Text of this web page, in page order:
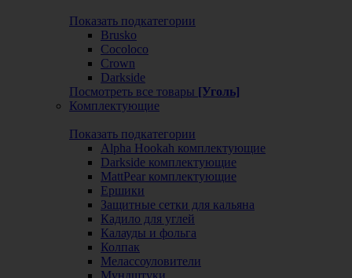
Показать подкатегории
Brusko
Cocoloco
Crown
Darkside
Посмотреть все товары [Уголь]
Комплектующие
Показать подкатегории
Alpha Hookah комплектующие
Darkside комплектующие
MattPear комплектующие
Ершики
Защитные сетки для кальяна
Кадило для углей
Калауды и фольга
Колпак
Мелассоуловители
Мундштуки